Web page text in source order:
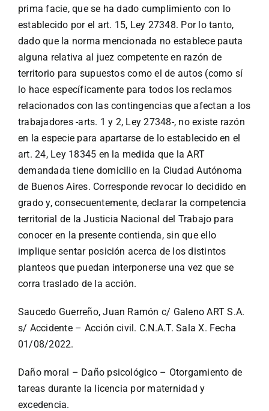
prima facie, que se ha dado cumplimiento con lo
establecido por el art. 15, Ley 27348. Por lo tanto,
dado que la norma mencionada no establece pauta
alguna relativa al juez competente en razón de
territorio para supuestos como el de autos (como sí
lo hace específicamente para todos los reclamos
relacionados con las contingencias que afectan a los
trabajadores -arts. 1 y 2, Ley 27348-, no existe razón
en la especie para apartarse de lo establecido en el
art. 24, Ley 18345 en la medida que la ART
demandada tiene domicilio en la Ciudad Autónoma
de Buenos Aires. Corresponde revocar lo decidido en
grado y, consecuentemente, declarar la competencia
territorial de la Justicia Nacional del Trabajo para
conocer en la presente contienda, sin que ello
implique sentar posición acerca de los distintos
planteos que puedan interponerse una vez que se
corra traslado de la acción.
Saucedo Guerreño, Juan Ramón c/ Galeno ART S.A.
s/ Accidente – Acción civil. C.N.A.T. Sala X. Fecha
01/08/2022.
Daño moral – Daño psicológico – Otorgamiento de
tareas durante la licencia por maternidad y
excedencia.